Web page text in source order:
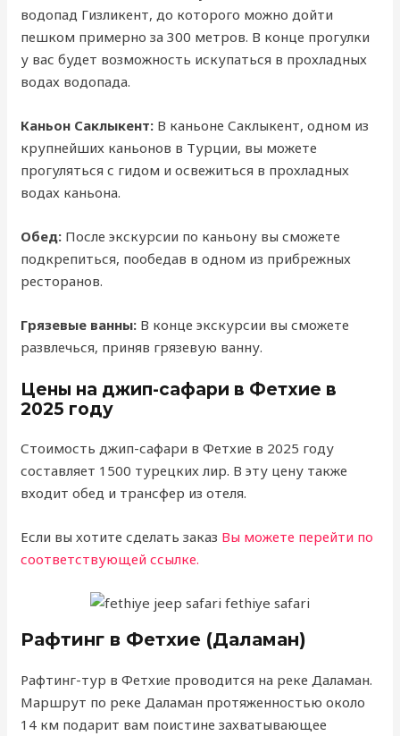
водопад Гизликент, до которого можно дойти
пешком примерно за 300 метров. В конце прогулки
у вас будет возможность искупаться в прохладных
водах водопада.
Каньон Саклыкент: В каньоне Саклыкент, одном из
крупнейших каньонов в Турции, вы можете
прогуляться с гидом и освежиться в прохладных
водах каньона.
Обед: После экскурсии по каньону вы сможете
подкрепиться, пообедав в одном из прибрежных
ресторанов.
Грязевые ванны: В конце экскурсии вы сможете
развлечься, приняв грязевую ванну.
Цены на джип-сафари в Фетхие в
2025 году
Стоимость джип-сафари в Фетхие в 2025 году
составляет 1500 турецких лир. В эту цену также
входит обед и трансфер из отеля.
Если вы хотите сделать заказ Вы можете перейти по
соответствующей ссылке.
Рафтинг в Фетхие (Даламан)
Рафтинг-тур в Фетхие проводится на реке Даламан.
Маршрут по реке Даламан протяженностью около
14 км подарит вам поистине захватывающее